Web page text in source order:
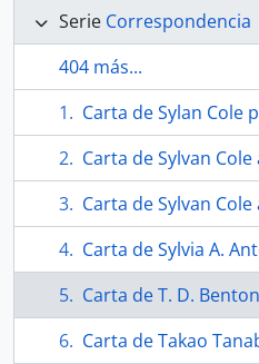
Serie Correspondencia
404 más...
Carta de Sylan Cole
Carta de Sylvan Cole
Carta de Sylvan Cole
Carta de Sylvia A.
Carta de T. D.
Carta de Takao